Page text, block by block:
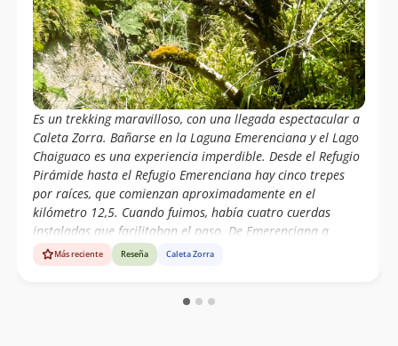
Es un trekking maravilloso, con una llegada espectacular a
Caleta Zorra. Bañarse en la Laguna Emerenciana y el Lago
Chaiguaco es una experiencia imperdible. Desde el Refugio
Pirámide hasta el Refugio Emerenciana hay cinco trepes
por raíces, que comienzan aproximadamente en el
kilómetro 12,5. Cuando fuimos, había cuatro cuerdas
instaladas que facilitaban el paso. De Emerenciana a
Caleta Zorra solo hay un trepe, el más largo, ubicado en la
bajada a la playa, donde también hay una cuerda de
a diferencia de lo que nos habían comentado otras
Más reciente Reseña Caleta Zorra